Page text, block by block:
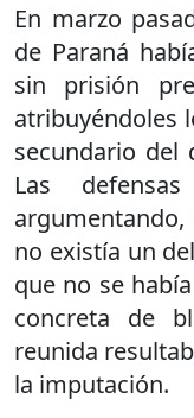
En marzo
de Paraná
sin prisión
atribuyéndoles
secundario del
Las
no existía un
que no se
concreta de
reunida
la imputación.